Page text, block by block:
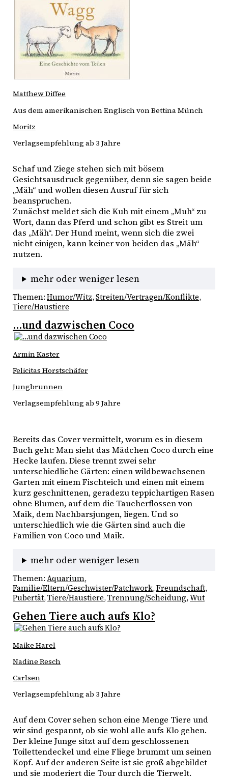
Matthew Diffee
Aus dem amerikanischen Englisch von Bettina Münch
Moritz
Verlagsempfehlung ab 3 Jahre
Schaf und Ziege stehen sich mit bösem
Gesichtsausdruck gegenüber, denn sie sagen beide
„Mäh“ und wollen diesen Ausruf für sich
beanspruchen.
Zunächst meldet sich die Kuh mit einem „Muh“ zu
Wort, dann das Pferd und schon gibt es Streit um
das „Mäh“. Der Hund meint, wenn sich die zwei
nicht einigen, kann keiner von beiden das „Mäh“
nutzen.
mehr oder weniger lesen
Themen: Humor/Witz, Streiten/Vertragen/Konflikte
Tiere/Haustiere
…und dazwischen Coco
Armin Kaster
Felicitas Horstschäfer
Jungbrunnen
Verlagsempfehlung ab 9 Jahre
Bereits das Cover vermittelt, worum es in diesem
Buch geht: Man sieht das Mädchen Coco durch eine
Hecke laufen. Diese trennt zwei sehr
unterschiedliche Gärten: einen wildbewachsenen
Garten mit einem Fischteich und einen mit einem
kurz geschnittenen, geradezu teppichartigen Rasen
ohne Blumen, auf dem die Taucherflossen von
Maik, dem Nachbarsjungen, liegen. Und so
unterschiedlich wie die Gärten sind auch die
Familien von Coco und Maik.
mehr oder weniger lesen
Themen: Aquarium
Familie/Eltern/Geschwister/Patchwork, Freundschaft
Pubertät, Tiere/Haustiere, Trennung/Scheidung, Wut
Gehen Tiere auch aufs Klo?
Maike Harel
Nadine Resch
Carlsen
Verlagsempfehlung ab 3 Jahre
Auf dem Cover sehen schon eine Menge Tiere und
wir sind gespannt, ob sie wohl alle aufs Klo gehen.
Der kleine Junge sitzt auf dem geschlossenen
Toilettendeckel und eine Fliege brummt um seinen
Kopf. Auf der anderen Seite ist sie groß abgebildet
und sie moderiert die Tour durch die Tierwelt.